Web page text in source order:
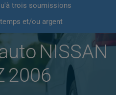
trois soumissions
et/ou argent
NISSAN
2006